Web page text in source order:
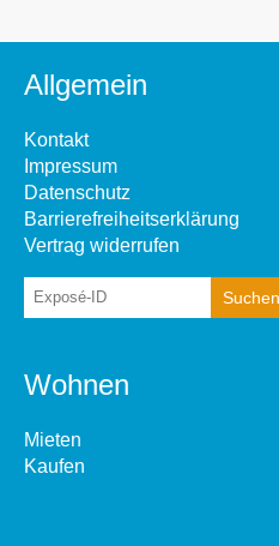
Allgemein
Kontakt
Impressum
Datenschutz
Barrierefreiheitserklärung
Vertrag widerrufen
Wohnen
Mieten
Kaufen